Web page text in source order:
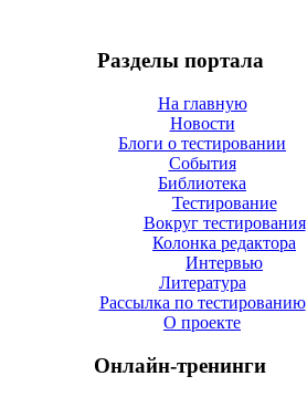
Разделы портала
На главную
Новости
Блоги о тестировании
События
Библиотека
Тестирование
Вокруг тестирования
Колонка редактора
Интервью
Литература
Рассылка по тестированию
О проекте
Онлайн-тренинги